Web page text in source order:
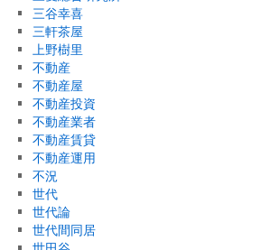
三谷幸喜
三軒茶屋
上野樹里
不動産
不動産屋
不動産投資
不動産業者
不動産賃貸
不動産運用
不況
世代
世代論
世代間同居